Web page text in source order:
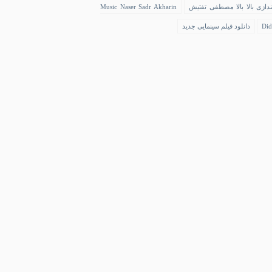
بالا بالا مصطفی تفتیش Music Naser Sadr Akharin
دانلود فیلم سینمایی جدید